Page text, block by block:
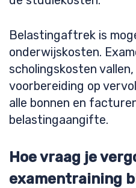
Belastingaftrek is
onderwijskosten.
scholingskosten
voorbereiding op
alle bonnen en
belastingaangifte.
Hoe vraag je
examentraining